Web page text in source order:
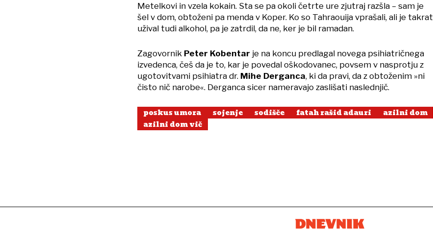
Metelkovi in vzela kokain. Sta se pa okoli četrte ure zjutraj razšla – sam je
šel v dom, obtoženi pa menda v Koper. Ko so Tahraouija vprašali, ali je takrat
užival tudi alkohol, pa je zatrdil, da ne, ker je bil ramadan.
Zagovornik Peter Kobentar je na koncu predlagal novega psihiatričnega
izvedenca, češ da je to, kar je povedal oškodovanec, povsem v nasprotju z
ugotovitvami psihiatra dr. Mihe Derganca, ki da pravi, da z obtoženim »ni
čisto nič narobe«. Derganca sicer nameravajo zaslišati naslednjič.
poskus umora sojenje sodišče fatah rašid adauri
azilni dom
azilni dom vič